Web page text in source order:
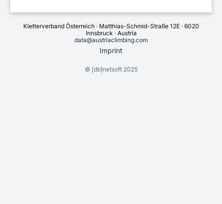
Kletterverband Österreich · Matthias-Schmid-Straße 12E · 6020
Innsbruck · Austria
data@austriaclimbing.com
Imprint
© [db]netsoft2025